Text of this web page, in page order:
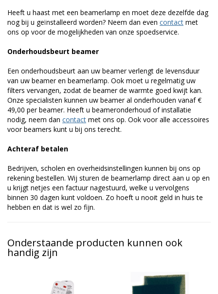
Heeft u haast met een beamerlamp en moet deze dezelfde dag
nog bij u geïnstalleerd worden? Neem dan even contact met
ons op voor de mogelijkheden van onze spoedservice.
Onderhoudsbeurt beamer
Een onderhoudsbeurt aan uw beamer verlengt de levensduur
van uw beamer en beamerlamp. Ook moet u regelmatig uw
filters vervangen, zodat de beamer de warmte goed kwijt kan.
Onze specialisten kunnen uw beamer al onderhouden vanaf €
49,00 per beamer. Heeft u beameronderhoud of installatie
nodig, neem dan contact met ons op. Ook voor alle accessoires
voor beamers kunt u bij ons terecht.
Achteraf betalen
Bedrijven, scholen en overheidsinstellingen kunnen bij ons op
rekening bestellen. Wij sturen de beamerlamp direct aan u op en
u krijgt netjes een factuur nagestuurd, welke u vervolgens
binnen 30 dagen kunt voldoen. Zo hoeft u nooit geld in huis te
hebben en dat is wel zo fijn.
Onderstaande producten kunnen ook
handig zijn